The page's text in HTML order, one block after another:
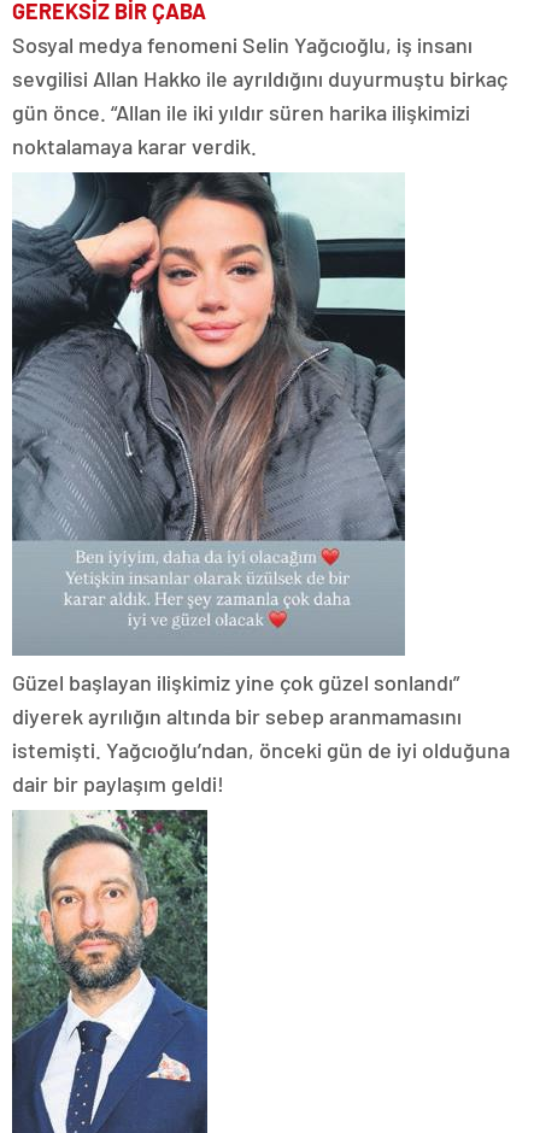
GEREKSİZ BİR ÇABA
Sosyal medya fenomeni Selin Yağcıoğlu, iş insanı
sevgilisi Allan Hakko ile ayrıldığını duyurmuştu birkaç
gün önce. “Allan ile iki yıldır süren harika ilişkimizi
noktalamaya karar verdik.
Güzel başlayan ilişkimiz yine çok güzel sonlandı”
diyerek ayrılığın altında bir sebep aranmamasını
istemişti. Yağcıoğlu’ndan, önceki gün de iyi olduğuna
dair bir paylaşım geldi!